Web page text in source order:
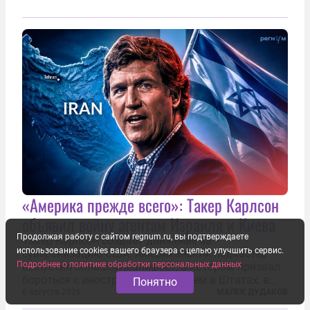
«Америка прежде всего»: Такер Карлсон
объявил войну агентам Израиля и Киева
Такер Карлсон создает движение за
суверенизацию США. Американский подкастер
выпустил большой манифест, в котором призвал
бороться с иностранным влиянием в Штатах, в
первую очередь имея в виду Израиль. А также
прекратить заморские войны, выплатить
Продолжая работу с сайтом regnum.ru, вы подтверждаете
использование cookies вашего браузера с целью улучшить сервис.
Подробнее о политике обработки персональных данных
Понятно